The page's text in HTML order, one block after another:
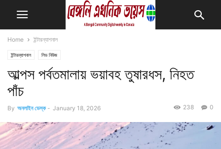
Home ইন্টারন্যাশনাল
ইন্টারন্যাশনাল লিড নিউজ
আল্পস পর্বতমালায় ভয়াবহ তুষারধস, নিহত
পাঁচ
By অনলাইন ডেস্ক - January 18, 2026 0
238